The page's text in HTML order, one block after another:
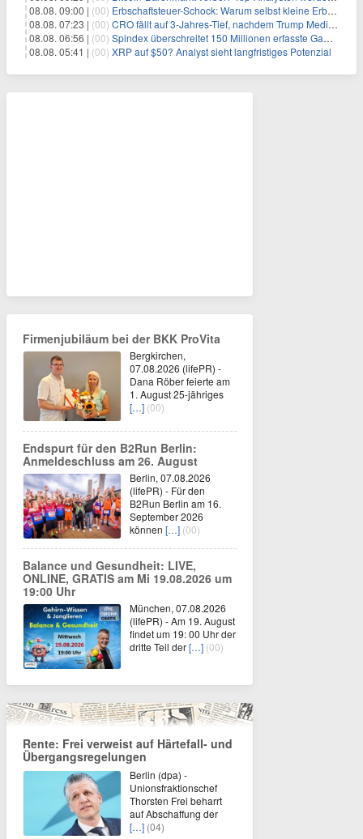
08.08. 09:00 | (00) Erbschaftsteuer-Schock: Warum selbst kleine Erbschaften den Fiskus Millionen kosten
08.08. 07:23 | (00) CRO fällt auf 3-Jahres-Tief, nachdem Trump Media zwei große Crypto.com-Deals storniert
08.08. 06:56 | (00) Spindex überschreitet 150 Millionen erfasste Gaming-Ereignisse in Echtzeit-Datenpipeline
08.08. 05:41 | (00) XRP auf $50? Analyst sieht langfristiges Potenzial
Firmenjubiläum bei der BKK ProVita
Bergkirchen,
07.08.2026 (lifePR) -
Dana Röber feierte am
1. August 25-jähriges
[…] (00)
Endspurt für den B2Run Berlin:
Anmeldeschluss am 26. August
Berlin, 07.08.2026
(lifePR) - Für den
B2Run Berlin am 16.
September 2026
können […] (00)
Balance und Gesundheit: LIVE,
ONLINE, GRATIS am Mi 19.08.2026 um
19:00 Uhr
München, 07.08.2026
(lifePR) - Am 19. August
findet um 19: 00 Uhr der
dritte Teil der[…] (00)
Rente: Frei verweist auf Härtefall- und
Übergangsregelungen
Berlin (dpa) -
Unionsfraktionschef
Thorsten Frei beharrt
auf Abschaffung der
[…] (04)